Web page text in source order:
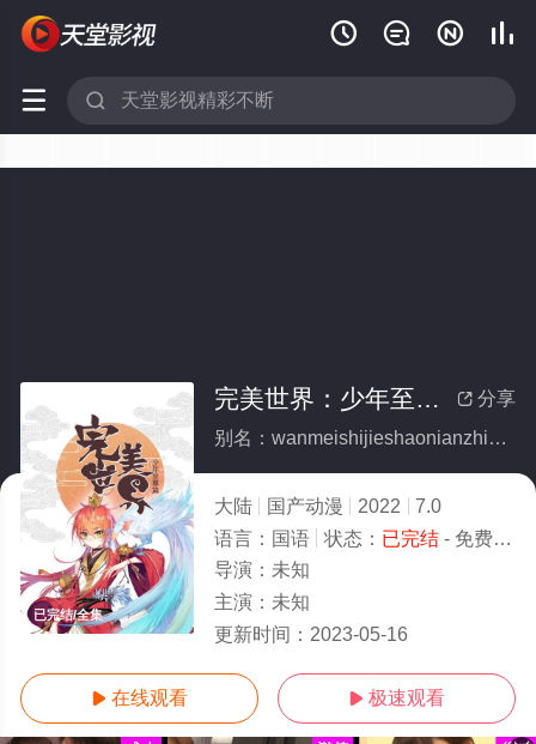
   
 
已完结/全集
 分享
完美世界：少年至尊篇(全集)
别名：wanmeishijieshaonianzhizunpian
大陆 国产动漫 2022
7.0
语言： 国语 状态： 已完结- 免费在线观看
导演： 未知
主演： 未知
更新时间： 2023-05-16
 在线观看  极速观看